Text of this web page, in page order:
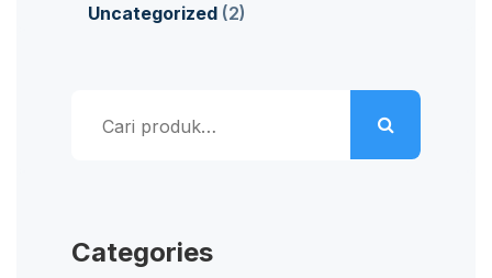
Uncategorized (2)
untuk:
Categories